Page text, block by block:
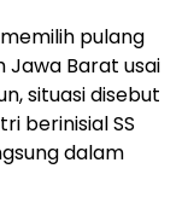
pulang
Jawa Barat usai
situasi disebut
berinisial SS
dalam